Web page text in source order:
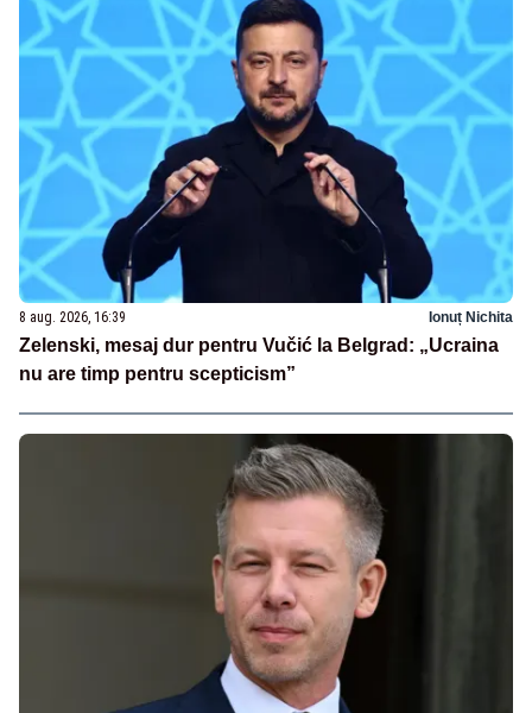
8 aug. 2026, 16:39 Ionuț Nichita
Zelenski, mesaj dur pentru Vučić la Belgrad: „Ucraina
nu are timp pentru scepticism”